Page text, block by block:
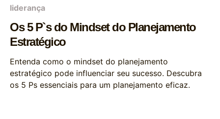
liderança
Os 5 P`s do Mindset do Planejamento
Estratégico
Entenda como o mindset do planejamento
estratégico pode influenciar seu sucesso. Descubra
os 5 Ps essenciais para um planejamento eficaz.